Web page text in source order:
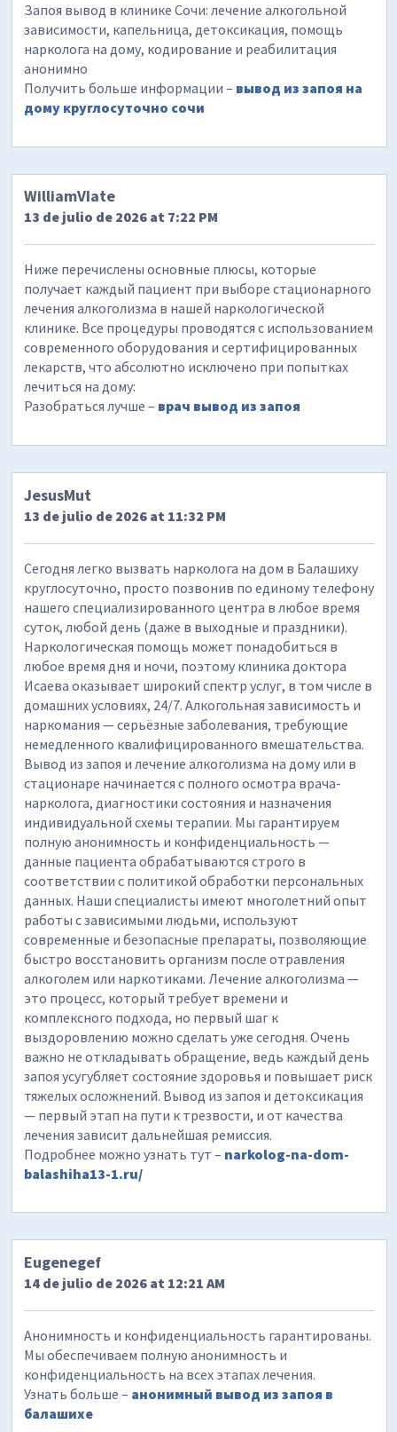
Запоя вывод в клинике Сочи: лечение алкогольной
зависимости, капельница, детоксикация, помощь
нарколога на дому, кодирование и реабилитация
анонимно
Получить больше информации – вывод из запоя на
дому круглосуточно сочи
WilliamVIate
13 de julio de 2026 at 7:22 PM
Ниже перечислены основные плюсы, которые
получает каждый пациент при выборе стационарного
лечения алкоголизма в нашей наркологической
клинике. Все процедуры проводятся с использованием
современного оборудования и сертифицированных
лекарств, что абсолютно исключено при попытках
лечиться на дому:
Разобраться лучше – врач вывод из запоя
JesusMut
13 de julio de 2026 at 11:32 PM
Сегодня легко вызвать нарколога на дом в Балашиху
круглосуточно, просто позвонив по единому телефону
нашего специализированного центра в любое время
суток, любой день (даже в выходные и праздники).
Наркологическая помощь может понадобиться в
любое время дня и ночи, поэтому клиника доктора
Исаева оказывает широкий спектр услуг, в том числе в
домашних условиях, 24/7. Алкогольная зависимость и
наркомания — серьёзные заболевания, требующие
немедленного квалифицированного вмешательства.
Вывод из запоя и лечение алкоголизма на дому или в
стационаре начинается с полного осмотра врача-
нарколога, диагностики состояния и назначения
индивидуальной схемы терапии. Мы гарантируем
полную анонимность и конфиденциальность —
данные пациента обрабатываются строго в
соответствии с политикой обработки персональных
данных. Наши специалисты имеют многолетний опыт
работы с зависимыми людьми, используют
современные и безопасные препараты, позволяющие
быстро восстановить организм после отравления
алкоголем или наркотиками. Лечение алкоголизма —
это процесс, который требует времени и
комплексного подхода, но первый шаг к
выздоровлению можно сделать уже сегодня. Очень
важно не откладывать обращение, ведь каждый день
запоя усугубляет состояние здоровья и повышает риск
тяжелых осложнений. Вывод из запоя и детоксикация
— первый этап на пути к трезвости, и от качества
лечения зависит дальнейшая ремиссия.
Подробнее можно узнать тут – narkolog-na-dom-
balashiha13-1.ru/
Eugenegef
14 de julio de 2026 at 12:21 AM
Анонимность и конфиденциальность гарантированы.
Мы обеспечиваем полную анонимность и
конфиденциальность на всех этапах лечения.
Узнать больше – анонимный вывод из запоя в
балашихе